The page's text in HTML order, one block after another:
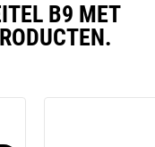
B9 MET